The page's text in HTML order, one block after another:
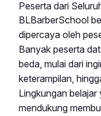
Peserta dari
BLBarberSchool
dipercaya oleh
Banyak peserta
beda, mulai dari
keterampilan,
Lingkungan
mendukung